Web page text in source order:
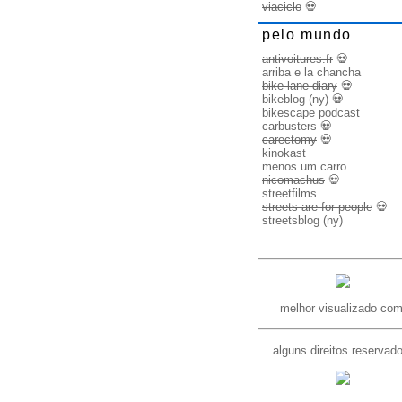
viaciclo 💀
pelo mundo
antivoitures.fr 💀
arriba e la chancha
bike lane diary 💀
bikeblog (ny) 💀
bikescape podcast
carbusters 💀
carectomy 💀
kinokast
menos um carro
nicomachus 💀
streetfilms
streets are for people 💀
streetsblog (ny)
melhor visualizado
alguns direitos